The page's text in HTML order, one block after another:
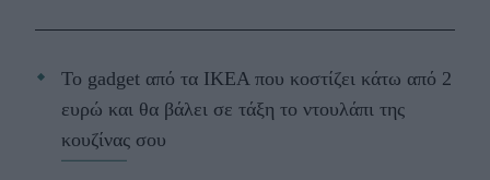
Το gadget από τα IKEA που κοστίζει κάτω από 2
ευρώ και θα βάλει σε τάξη το ντουλάπι της
κουζίνας σου